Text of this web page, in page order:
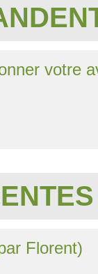
votre
Florent)